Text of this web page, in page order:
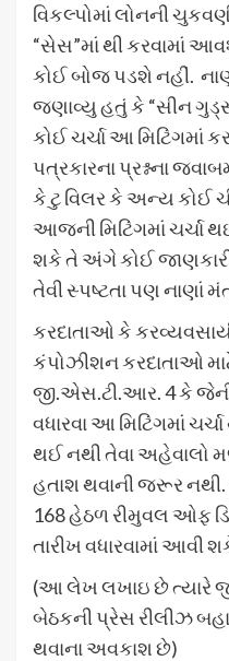
વિકલ્પોમાં લોનની
“સેસ”માં થી કરવામાં
કોઈ બોજ પડશે નહીં.
જણાવ્યુ હતું કે “સીન
કોઈ ચર્ચા આ મિટિંગમાં
પત્રકારના પ્રશ્નના
કે ટુ વિલર કે અન્ય કોઈ
આજની મિટિંગમાં ચર્ચા
શકે તે અંગે કોઈ
તેવી સ્પષ્ટતા પણ નાણાં
કરદાતાઓ કે
કંપોઝીશન કરદાતાઓ
જી.એસ.ટી.આર. 4 કે
વધારવા આ મિટિંગમાં
થઈ નથી તેવા અહેવાલો
હતાશ થવાની જરૂર
168 હેઠળ રીમુવલ ઓફ
તારીખ વધારવામાં આવી
(આ લેખ લખાઇ છે ત્યારે
બેઠકની પ્રેસ રીલીઝ
થવાના અવકાશ છે)